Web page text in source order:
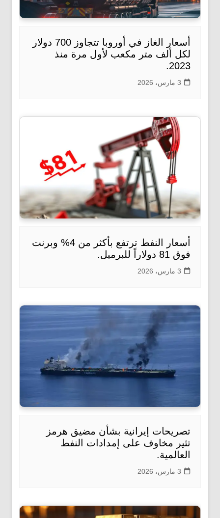
أسعار الغاز في أوروبا تتجاوز 700 دولار
لكل ألف متر مكعب لأول مرة منذ
2023.
3 مارس، 2026
أسعار النفط ترتفع بأكثر من 4% وبرنت
فوق 81 دولاراً للبرميل.
3 مارس، 2026
تصريحات إيرانية بشأن مضيق هرمز
تثير مخاوف على إمدادات النفط
العالمية.
3 مارس، 2026